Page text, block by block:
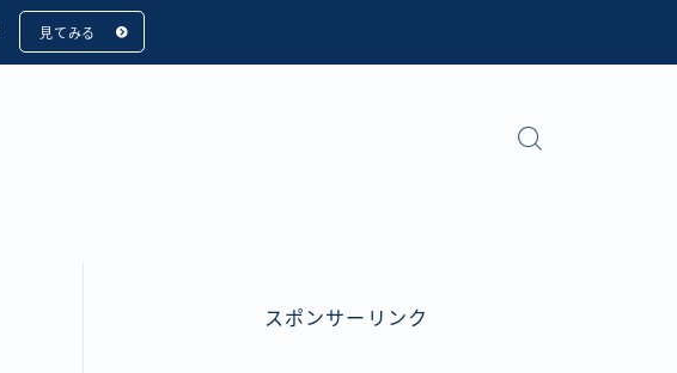
見てみる
スポンサーリンク